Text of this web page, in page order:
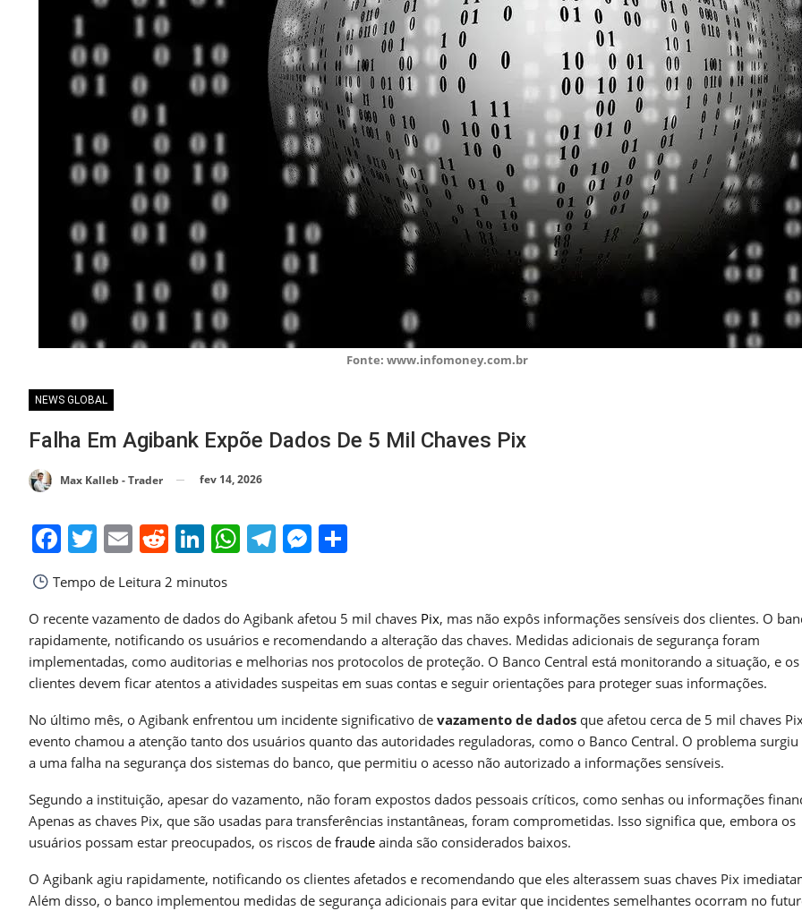
Fonte: www.infomoney.com.br
NEWS GLOBAL
Falha Em Agibank Expõe Dados De 5 Mil Chaves Pix
Max Kalleb - Trader fev 14, 2026
Facebook
Twitter
EmailReddit
LinkedIn
WhatsApp
Telegram
Messenger
Tempo de Leitura 2 minutos
O recente vazamento de dados do Agibank afetou 5 mil chaves Pix, mas não expôs informações sensíveis dos clientes. O
rapidamente, notificando os usuários e recomendando a alteração das chaves. Medidas adicionais de segurança foram
implementadas, como auditorias e melhorias nos protocolos de proteção. O Banco Central está monitorando a situação, e os
clientes devem ficar atentos a atividades suspeitas em suas contas e seguir orientações para proteger suas informações.
No último mês, o Agibank enfrentou um incidente significativo de vazamento de dados que afetou cerca de 5 mil chaves
evento chamou a atenção tanto dos usuários quanto das autoridades reguladoras, como o Banco Central. O problema
a uma falha na segurança dos sistemas do banco, que permitiu o acesso não autorizado a informações sensíveis.
Segundo a instituição, apesar do vazamento, não foram expostos dados pessoais críticos, como senhas ou informações
Apenas as chaves Pix, que são usadas para transferências instantâneas, foram comprometidas. Isso significa que, embora os
usuários possam estar preocupados, os riscos de fraude ainda são considerados baixos.
O Agibank agiu rapidamente, notificando os clientes afetados e recomendando que eles alterassem suas chaves Pix
Além disso, o banco implementou medidas de segurança adicionais para evitar que incidentes semelhantes ocorram no